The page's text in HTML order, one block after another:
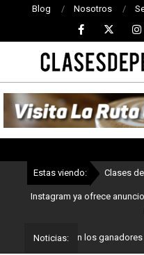
Blog Nosotros
CLASES
DE
Estas viendo: Clases
Instagram ya ofrece
Noticias:
Estos son los ganadores del